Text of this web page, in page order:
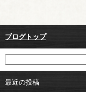
ブログトップ
最近の投稿